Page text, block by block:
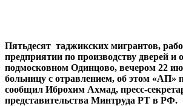
Пятьдесят таджикских мигрантов,
предприятии по производству дверей и
подмосковном Одинцово, вечером 22
больницу с отравлением, об этом «АП»
сообщил Иброхим Ахмад, пресс-
представительства Минтруда РТ в РФ.